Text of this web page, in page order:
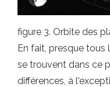
figure 3. Orbite des
En fait, presque
se trouvent dans ce
différences, à